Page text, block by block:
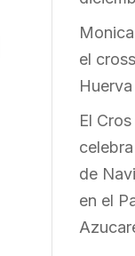
el
Huerva
El
de
en el